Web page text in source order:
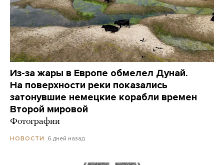
Из-за жары в Европе обмелел Дунай.
На поверхности реки показались
затонувшие немецкие корабли времен
Второй мировой
Фотографии
НОВОСТИ 6 дней назад